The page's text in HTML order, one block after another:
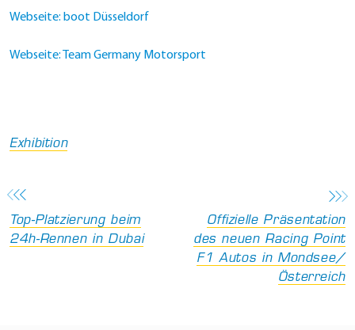
Webseite: boot Düsseldorf
Webseite: Team Germany Motorsport
Exhibition
Top-Platzierung beim
24h-Rennen in Dubai
Offizielle Präsentation
des neuen Racing Point
F1 Autos in Mondsee/
Österreich